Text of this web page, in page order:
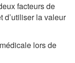
facteurs de
d’utiliser la valeur
lors de